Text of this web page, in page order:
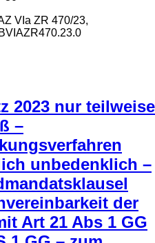
VIa ZR 470/23,
2023 nur teilweise
–
unbedenklich –
der
Art 21 Abs 1 GG